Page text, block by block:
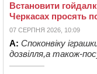
Встановити
Черкасах просять
07 СЕРПНЯ 2026, 10:09
А: Споконвіку
дозвілля,а також-